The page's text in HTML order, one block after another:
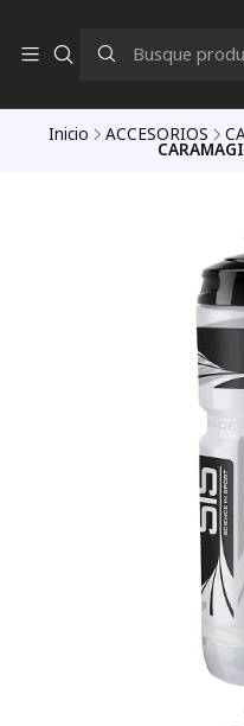
Inicio ACCESORIOS